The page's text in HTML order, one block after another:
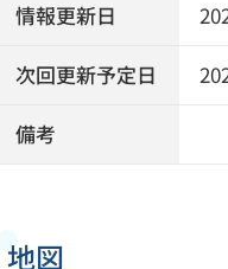
情報更新日
次回更新予定日
備考
地図